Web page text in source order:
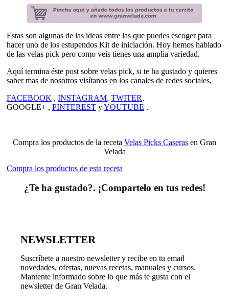
Estas son algunas de las ideas entre las que puedes escoger para
hacer uno de los estupendos Kit de iniciación. Hoy hemos hablado
de las velas pick pero como veis tienes una amplia variedad.
Aquí termina éste post sobre velas pick, si te ha gustado y quieres
saber mas de nosotros visítanos en los canales de redes sociales,
FACEBOOK , INSTAGRAM, TWITER,
GOOGLE+ , PINTEREST yYOUTUBE .
Compra los productos de la receta Velas Picks Caseras en Gran
Velada
Compra los productos de esta receta
¿Te ha gustado?. ¡Compartelo en tus redes!
NEWSLETTER
Suscríbete a nuestro newsletter y recibe en tu email
novedades, ofertas, nuevas recetas, manuales y cursos.
Mantente informado sobre lo que más te gusta con el
newsletter de Gran Velada.